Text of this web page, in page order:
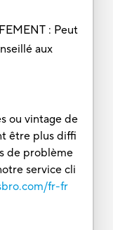
: Peut
aux
ou vintage de
être plus diffi
de problème
service cli
fr-fr